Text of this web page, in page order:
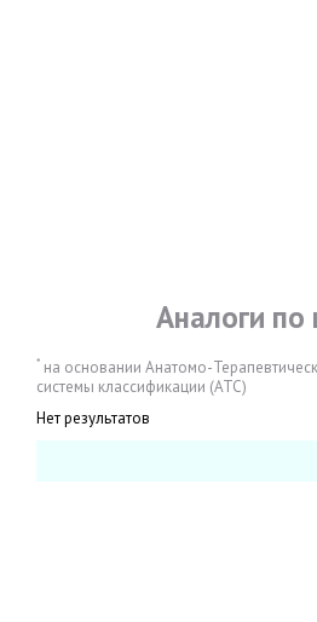
Аналоги по
* на основании Анатомо-
системы классификации (АТС)
Нет результатов